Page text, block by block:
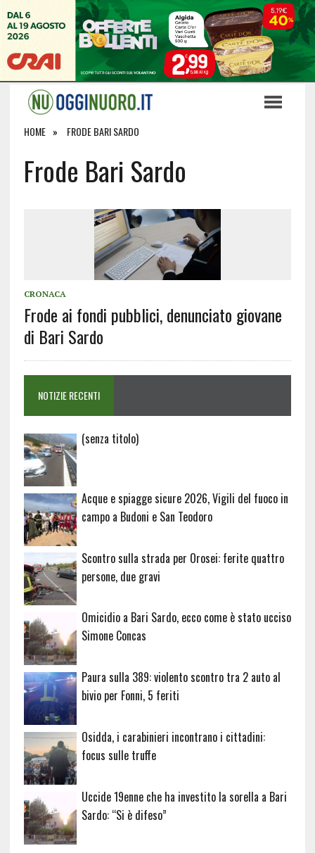
HOME FRODE BARI SARDO
Frode Bari Sardo
CRONACA
Frode ai fondi pubblici, denunciato giovane
di Bari Sardo
NOTIZIE RECENTI
(senza titolo)Articolo
Acque e spiagge sicure 2026, Vigili del fuoco in
campo a Budoni e San Teodoro
Scontro sulla strada per Orosei: ferite quattro
persone, due gravi
Omicidio a Bari Sardo, ecco come è stato ucciso
Simone Concas
Paura sulla 389: violento scontro tra 2 auto al
bivio per Fonni, 5 feriti
Osidda, i carabinieri incontrano i cittadini:
focus sulle truffe
Uccide 19enne che ha investito la sorella a Bari
Sardo: “Si è difeso”